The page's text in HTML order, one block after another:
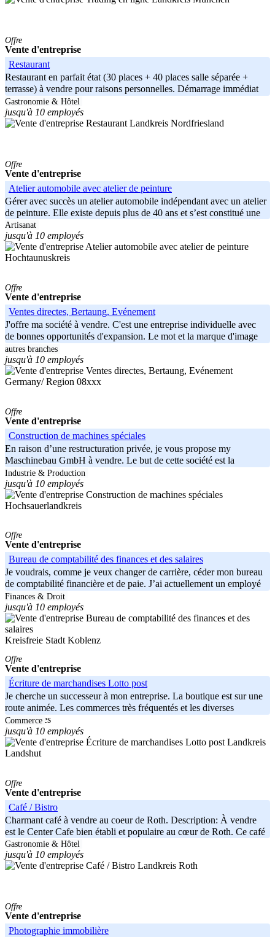
Offre
Vente d'entreprise
Restaurant
Restaurant en parfait état (30 places + 40 places salle séparée +
terrasse) à vendre pour raisons personnelles. Démarrage immédiat
Gastronomie & Hôtel
jusqu'à 10 employés
Landkreis Nordfriesland
Offre
Vente d'entreprise
Atelier automobile avec atelier de peinture
Gérer avec succès un atelier automobile indépendant avec un atelier
de peinture. Elle existe depuis plus de 40 ans et s’est constitué une
Artisanat
jusqu'à 10 employés
Hochtaunuskreis
Offre
Vente d'entreprise
Ventes directes, Bertaung, Evénement
J'offre ma société à vendre. C'est une entreprise individuelle avec
de bonnes opportunités d'expansion. Le mot et la marque d'image
de la
autres branches
jusqu'à 10 employés
Germany/ Region 08xxx
Offre
Vente d'entreprise
Construction de machines spéciales
En raison d’une restructuration privée, je vous propose my
Maschinebau GmbH à vendre. Le but de cette société est la
construction
Industrie & Production
jusqu'à 10 employés
Hochsauerlandkreis
Offre
Vente d'entreprise
Bureau de comptabilité des finances et des salaires
Je voudrais, comme je veux changer de carrière, céder mon bureau
de comptabilité financière et de paie. J’ai actuellement un employé
à
Finances & Droit
jusqu'à 10 employés
Kreisfreie Stadt Koblenz
Offre
Vente d'entreprise
Écriture de marchandises Lotto post
Je cherche un successeur à mon entreprise. La boutique est sur une
route animée. Les commerces très fréquentés et les diverses
compagnies
Commerce
jusqu'à 10 employés
Landkreis
Landshut
Offre
Vente d'entreprise
Café / Bistro
Charmant café à vendre au coeur de Roth. Description: À vendre
est le Center Cafe bien établi et populaire au cœur de Roth. Ce café
Gastronomie & Hôtel
jusqu'à 10 employés
Landkreis Roth
Offre
Vente d'entreprise
Photographie immobilière